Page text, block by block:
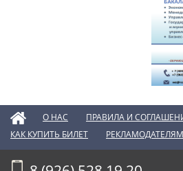
О НАС ПРАВИЛА И
КАК КУПИТЬ БИЛЕТ
РЕКЛАМОДАТЕЛЯМ